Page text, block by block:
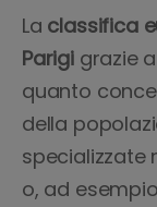
La classifica
Parigigrazie
quanto
della
specializzate
o, ad